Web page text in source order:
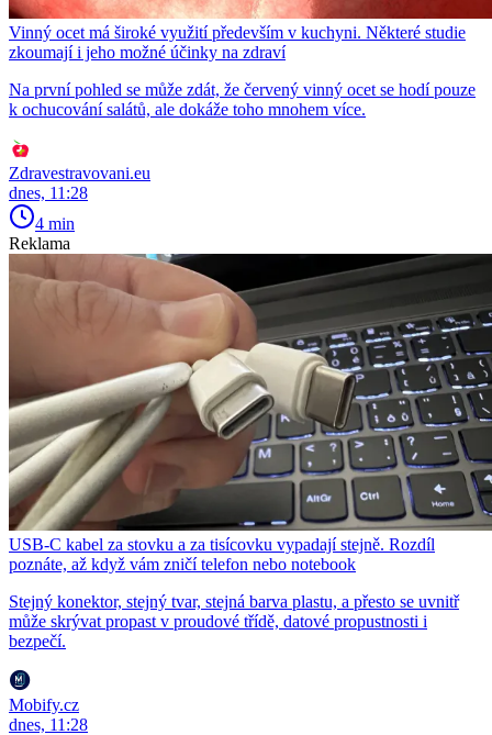
Vinný ocet má široké využití především v kuchyni. Některé studie
zkoumají i jeho možné účinky na zdraví
Na první pohled se může zdát, že červený vinný ocet se hodí pouze
k ochucování salátů, ale dokáže toho mnohem více.
Zdravestravovani.eu
dnes, 11:28
4 min
Reklama
USB-C kabel za stovku a za tisícovku vypadají stejně. Rozdíl
poznáte, až když vám zničí telefon nebo notebook
Stejný konektor, stejný tvar, stejná barva plastu, a přesto se uvnitř
může skrývat propast v proudové třídě, datové propustnosti i
bezpečí.
Mobify.cz
dnes, 11:28